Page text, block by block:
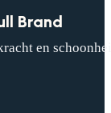
Brand
en